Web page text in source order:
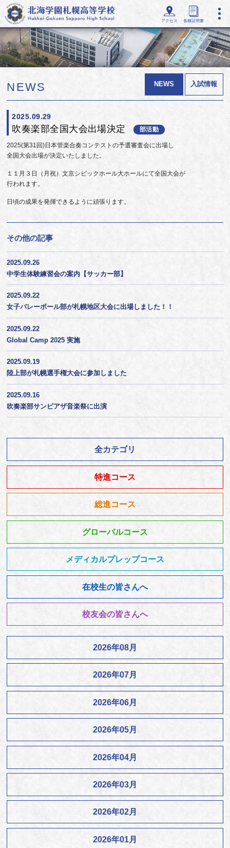
アクセス 各種証明書
NEWS NEWS 入試情報
2025.09.29
吹奏楽部全国大会出場決定 部活動
2025(第31回)日本管楽合奏コンテストの予選審査会に出場し
全国大会出場が決定いたしました。
１１月３日（月祝）文京シビックホール大ホールにて全国大会が
行われます。
日頃の成果を発揮できるように頑張ります。
その他の記事
2025.09.26
中学生体験練習会の案内【サッカー部】
2025.09.22
女子バレーボール部が札幌地区大会に出場しました！！
2025.09.22
Global Camp 2025 実施
2025.09.19
陸上部が札幌選手権大会に参加しました
2025.09.16
吹奏楽部サンピアザ音楽祭に出演
全カテゴリ
特進コース
総進コース
グローバルコース
メディカルプレップコース
在校生の皆さんへ
校友会の皆さんへ
2026年08月
2026年07月
2026年06月
2026年05月
2026年04月
2026年03月
2026年02月
2026年01月